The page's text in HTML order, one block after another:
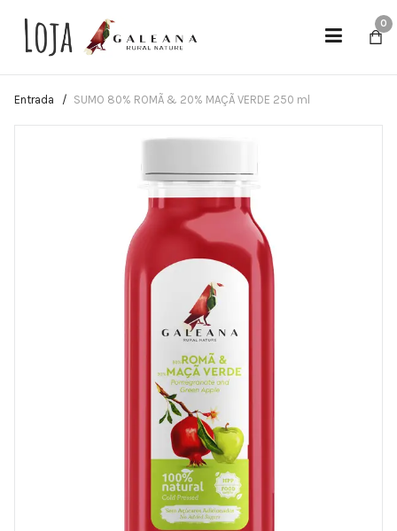
0
Entrada SUMO 80% ROMÃ & 20% MAÇÃ VERDE 250 ml